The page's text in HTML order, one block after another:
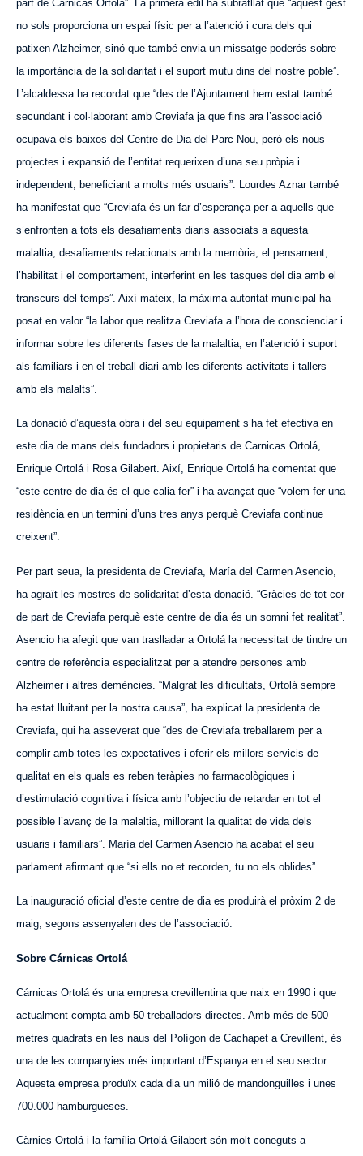
part de Cárnicas Ortolá”. La primera edil ha subratllat que “aquest gest
no sols proporciona un espai físic per a l’atenció i cura dels qui
patixen Alzheimer, sinó que també envia un missatge poderós sobre
la importància de la solidaritat i el suport mutu dins del nostre poble”.
L’alcaldessa ha recordat que “des de l’Ajuntament hem estat també
secundant i col·laborant amb Creviafa ja que fins ara l’associació
ocupava els baixos del Centre de Dia del Parc Nou, però els nous
projectes i expansió de l’entitat requerixen d’una seu pròpia i
independent, beneficiant a molts més usuaris”. Lourdes Aznar també
ha manifestat que “Creviafa és un far d’esperança per a aquells que
s’enfronten a tots els desafiaments diaris associats a aquesta
malaltia, desafiaments relacionats amb la memòria, el pensament,
l’habilitat i el comportament, interferint en les tasques del dia amb el
transcurs del temps”. Així mateix, la màxima autoritat municipal ha
posat en valor “la labor que realitza Creviafa a l’hora de conscienciar i
informar sobre les diferents fases de la malaltia, en l’atenció i suport
als familiars i en el treball diari amb les diferents activitats i tallers
amb els malalts”.
La donació d’aquestaobra i del seu equipament s’ha fet efectiva en
este dia de mans dels fundadors i propietaris de Carnicas Ortolá,
Enrique Ortolá i Rosa Gilabert. Així, Enrique Ortolá ha comentat que
“este centre de dia és el que calia fer” i ha avançat que “volem fer una
residència en un termini d’uns tres anys perquè Creviafa continue
creixent”.
Per part seua, la presidenta de Creviafa, María del Carmen Asencio,
ha agraït les mostres de solidaritat d’esta donació. “Gràcies de tot cor
de part de Creviafa perquè este centre de dia és un somni fet realitat”.
Asencio ha afegit que van traslladar a Ortolá la necessitat de tindre un
centre de referència especialitzat per a atendre persones amb
Alzheimer i altres demències. “Malgrat les dificultats, Ortolá sempre
ha estat lluitant per la nostra causa”, ha explicat la presidenta de
Creviafa, qui ha asseverat que “des de Creviafa treballarem per a
complir amb totes les expectatives i oferir els millors servicis de
qualitat en els quals es reben teràpies no farmacològiques i
d’estimulació cognitiva i física amb l’objectiu de retardar en tot el
possible l’avanç de la malaltia, millorant la qualitat de vida dels
usuaris i familiars”. María del Carmen Asencio ha acabat el seu
parlament afirmant que “si ells no et recorden, tu no els oblides”.
La inauguració oficial d’este centre de dia es produirà el pròxim 2 de
maig, segons assenyalen des de l’associació.
Sobre Cárnicas Ortolá
Cárnicas Ortolá és una empresa crevillentina que naix en 1990 i que
actualment compta amb 50 treballadors directes. Amb més de 500
metres quadrats en les naus del Polígon de Cachapet a Crevillent, és
una de les companyies més important d’Espanya en el seu sector.
Aquestaempresa produïx cada dia un milió de mandonguilles i unes
700.000 hamburgueses.
Càrnies Ortolá i la família Ortolá-Gilabert són molt coneguts a